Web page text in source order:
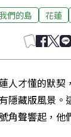
們的島 花蓮
人才懂的默契
隱藏版風景。
角聲響起，他